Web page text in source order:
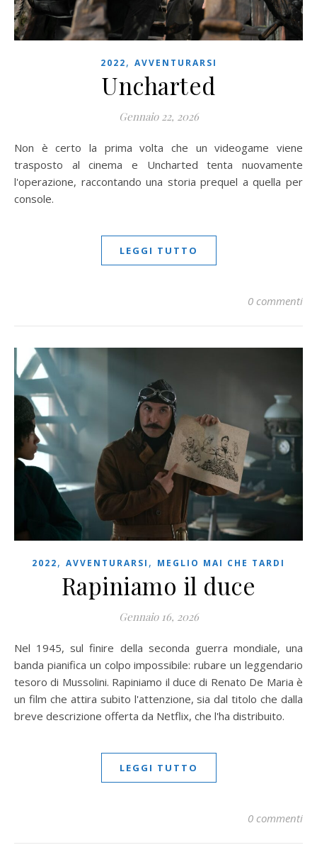
2022, AVVENTURARSI
Uncharted
Gennaio 22, 2026
Non è certo la prima volta che un videogame viene
trasposto al cinema e Uncharted tenta nuovamente
l'operazione, raccontando una storia prequel a quella per
console.
LEGGI TUTTO
0 commenti
2022, AVVENTURARSI , MEGLIO MAI CHE TARDI
Rapiniamo il duce
Gennaio 16, 2026
Nel 1945, sul finire della seconda guerra mondiale, una
banda pianifica un colpo impossibile: rubare un leggendario
tesoro di Mussolini. Rapiniamo il duce di Renato De Maria è
un film che attira subito l'attenzione, sia dal titolo che dalla
breve descrizione offerta da Netflix, che l'ha distribuito.
LEGGI TUTTO
0 commenti